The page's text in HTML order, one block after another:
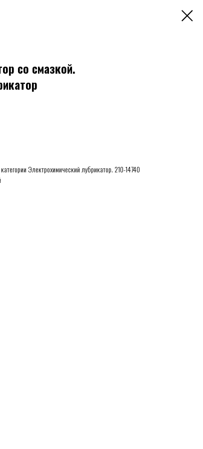
со смазкой.
Электрохимический лубрикатор. 210-14740